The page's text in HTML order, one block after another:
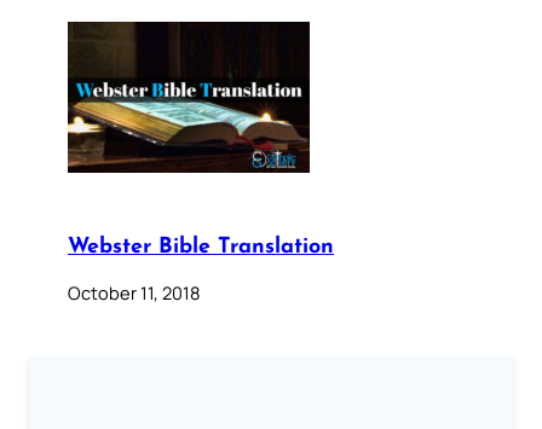
Webster Bible Translation
October 11, 2018